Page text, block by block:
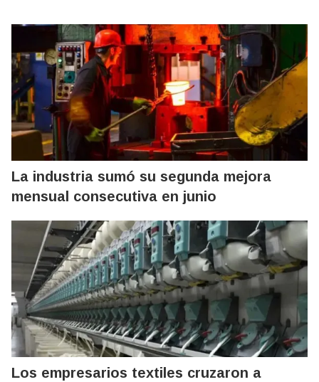
La industria sumó su segunda mejora
mensual consecutiva en junio
Los empresarios textiles cruzaron a